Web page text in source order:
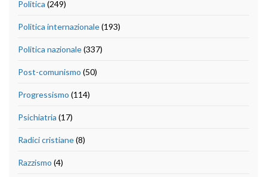
Politica (249)
Politica internazionale(193)
Politica nazionale(337)
Post-comunismo (50)
Progressismo (114)
Psichiatria (17)
Radici cristiane(8)
Razzismo (4)